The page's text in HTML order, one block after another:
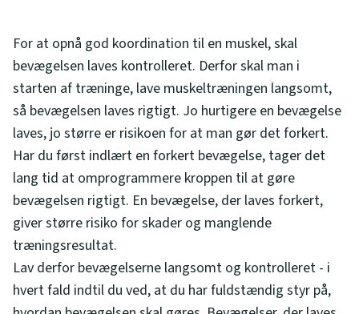
For at opnå god koordination til en muskel, skal
bevægelsen laves kontrolleret. Derfor skal man i
starten af træninge, lave muskeltræningen langsomt,
så bevægelsen laves rigtigt. Jo hurtigere en bevægelse
laves, jo større er risikoen for at man gør det forkert.
Har du først indlært en forkert bevægelse, tager det
lang tid at omprogrammere kroppen til at gøre
bevægelsen rigtigt. En bevægelse, der laves forkert,
giver større risiko for skader og manglende
træningsresultat.
Lav derfor bevægelserne langsomt og kontrolleret - i
hvert fald indtil du ved, at du har fuldstændig styr på,